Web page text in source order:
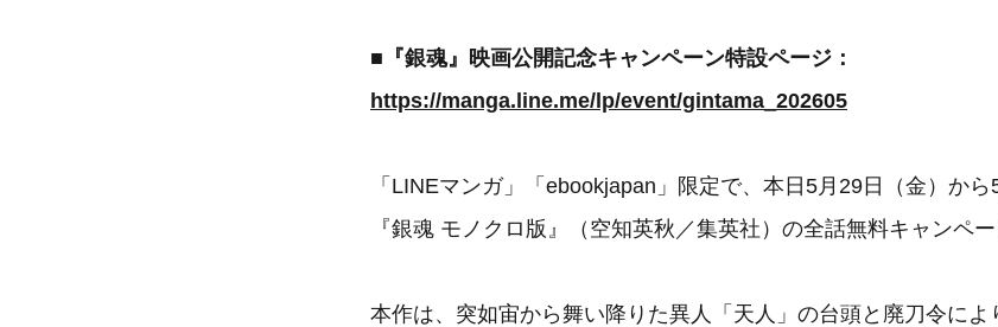
■『銀魂』映画公開記念キャンペーン特設ページ：
https://manga.line.me/lp/event/gintama_202605
「LINEマンガ」「ebookjapan」限定で、本日5月29日（金）から
『銀魂 モノクロ版』（空知英秋／集英社）の全話無料キャンペー
本作は、突如宙から舞い降りた異人「天人」の台頭と廃刀令に